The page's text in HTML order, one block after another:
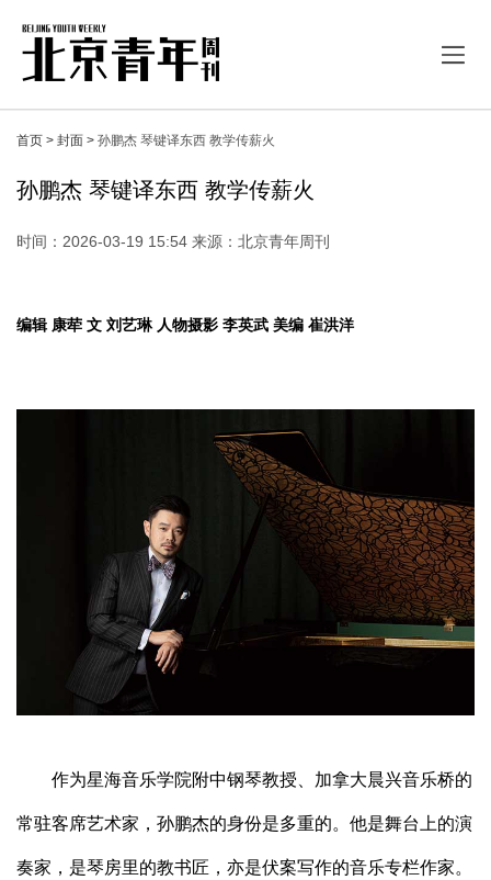
首页 > 封面 > 孙鹏杰 琴键译东西 教学传薪火
孙鹏杰 琴键译东西 教学传薪火
时间：2026-03-19 15:54 来源：北京青年周刊
编辑 康荦 文 刘艺琳 人物摄影 李英武 美编 崔洪洋
作为星海音乐学院附中钢琴教授、加拿大晨兴音乐桥的
常驻客席艺术家，孙鹏杰的身份是多重的。他是舞台上的演
奏家，是琴房里的教书匠，亦是伏案写作的音乐专栏作家。